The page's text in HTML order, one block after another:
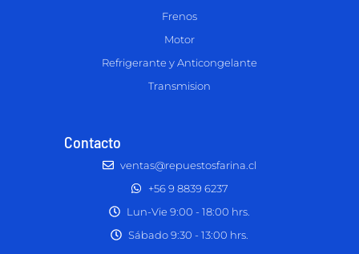
Frenos
Motor
Refrigerante y Anticongelante
Transmision
Contacto
ventas@repuestosfarina.cl
+56 9 8839 6237
Lun-Vie 9:00 - 18:00 hrs.
Sábado 9:30 - 13:00 hrs.